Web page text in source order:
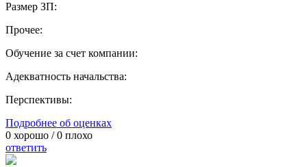
Размер ЗП:
Прочее:
Обучение за счет компании:
Адекватность начальства:
Перспективы:
Подробнее об оценках
0 хорошо /0 плохо
ответить